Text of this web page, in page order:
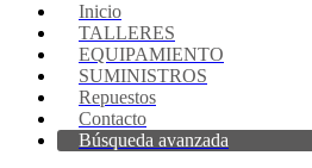
Inicio
TALLERES
EQUIPAMIENTO
SUMINISTROS
Repuestos
Contacto
Búsqueda avanzada